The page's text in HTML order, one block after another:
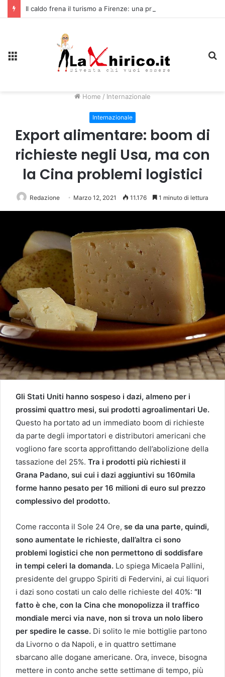
Home / Internazionale
Internazionale
Export alimentare: boom di
richieste negli Usa, ma con
la Cina problemi logistici
Redazione Marzo 12, 2021 11.176 1 minuto di lettura
Gli Stati Uniti hanno sospeso i dazi, almeno per i
prossimi quattro mesi, sui prodotti agroalimentari Ue.
Questo ha portato ad un immediato boom di richieste
da parte degli importatori e distributori americani che
vogliono fare scorta approfittando dell’abolizione della
tassazione del 25%. Tra i prodotti più richiesti il
Grana Padano, sui cui i dazi aggiuntivi su 160mila
forme hanno pesato per 16 milioni di euro sul prezzo
complessivo del prodotto.
Come racconta il Sole 24 Ore, se da una parte, quindi,
sono aumentate le richieste, dall’altra ci sono
problemi logistici che non permettono di soddisfare
in tempi celeri la domanda. Lo spiega Micaela Pallini,
presidente del gruppo Spiriti di Federvini, ai cui liquori
i dazi sono costati un calo delle richieste del 40%: “Il
fatto è che, con la Cina che monopolizza il traffico
mondiale merci via nave, non si trova un nolo libero
per spedire le casse. Di solito le mie bottiglie partono
da Livorno o da Napoli, e in quattro settimane
sbarcano alle dogane americane. Ora, invece, bisogna
mettere in conto anche sette settimane di tempo, più